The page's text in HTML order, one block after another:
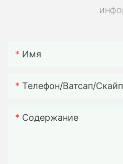
Имя
Телефон/ватсап/скайп
Содержание